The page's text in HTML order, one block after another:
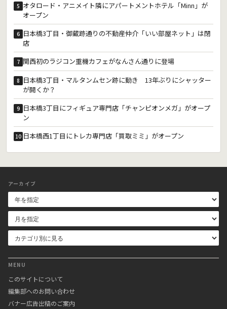
5 オタロード・アニメイト隣にアパートメントホテル「Minn」が
オープン
6 日本橋3丁目・御蔵跡通りの不動産仲介「いい部屋ネット」は閉
店
7 関西初のラジコン重機カフェがなんさん通りに登場
8 日本橋3丁目・マルタンムセン跡に動き 13年ぶりにシャッター
が開くか？
9 日本橋3丁目にフィギュア専門店「チャンピオンメガ」がオープ
ン
10 日本橋西1丁目にトレカ専門店「買取ミミ」がオープン
アーカイブ
MENU
このサイトについて
編集部へのお問い合わせ
バナー広告出稿のご案内